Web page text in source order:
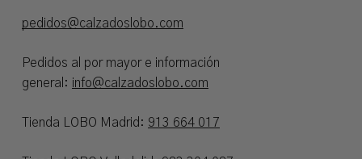
pedidos@calzadoslobo.com
Pedidos al por mayor e información
general: info@calzadoslobo.com
Tienda LOBO Madrid: 913 664 017